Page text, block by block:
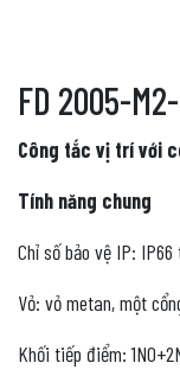
FD 2005-
Công tắc vị trí với
Tính năng chung
Chỉ số bảo vệ IP:
Vỏ: vỏ metan, một
Khối tiếp điểm: